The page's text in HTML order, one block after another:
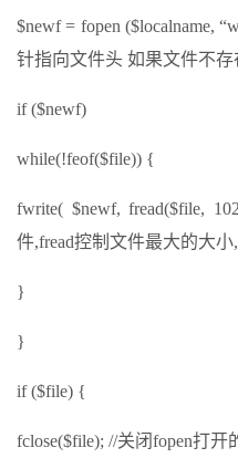
$newf = fopen ($localname,
针指向文件头 如果文件不
if ($newf)
while(!feof($file)) {
fwrite( $newf, fread($file,
件,fread控制文件最大的大
}
}
if ($file) {
fclose($file); //关闭fopen打开